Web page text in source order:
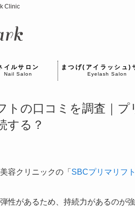
Clinic
イルサロン
Nail Salon
まつげ(アイラッシュ)
Eyelash Salon
トの口コミを調査｜プ
する？
容クリニックの「 SBCプリマリフト
性があるため、持続力があるのが強